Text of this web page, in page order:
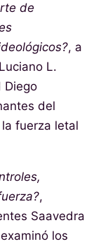
de
, a
L.
Diego
del
fuerza letal
,
Saavedra
los